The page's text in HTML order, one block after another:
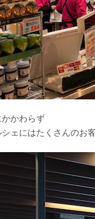
かわらず
ェにはたくさんのお